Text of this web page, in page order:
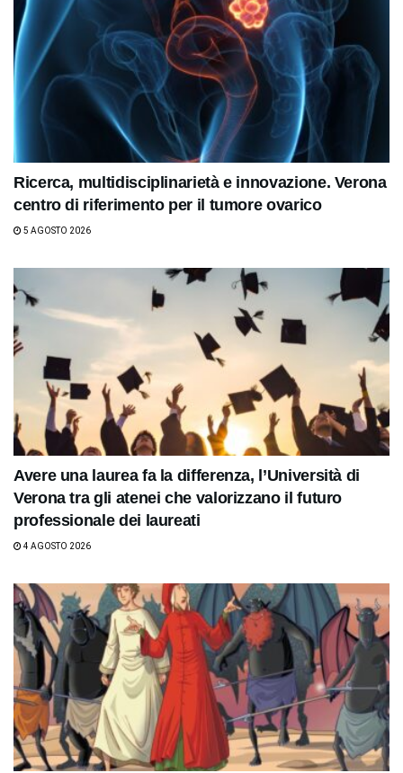
Ricerca, multidisciplinarietà e innovazione. Verona
centro di riferimento per il tumore ovarico
5 AGOSTO 2026
Avere una laurea fa la differenza, l’Università di
Verona tra gli atenei che valorizzano il futuro
professionale dei laureati
4 AGOSTO 2026